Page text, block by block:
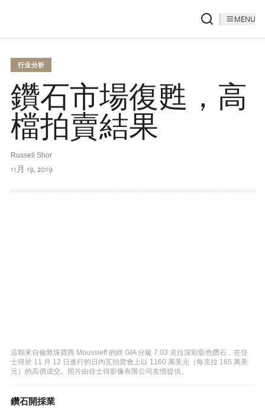
MENU
行业分析
鑽石市場復甦，高
檔拍賣結果
Russell Shor
11月 19, 2019
這顆來自倫敦珠寶商 Moussieff 的經 GIA 分級 7.03 克拉深彩藍色鑽石，在佳
士得於 11 月 12 日進行的日內瓦拍賣會上以 1160 萬美元（每克拉 165 萬美
元）的高價成交。照片由佳士得影像有限公司友情提供。
鑽石開採業